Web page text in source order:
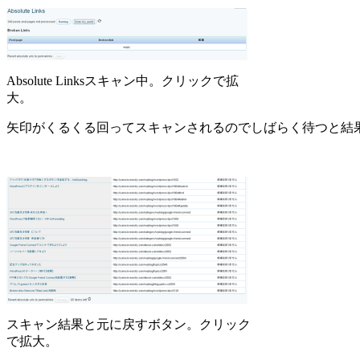
Absolute Linksスキャン中。クリックで拡
大。
矢印がくるくる回ってスキャンされるのでしばらく待つと結
スキャン結果と元に戻すボタン。クリック
で拡大。